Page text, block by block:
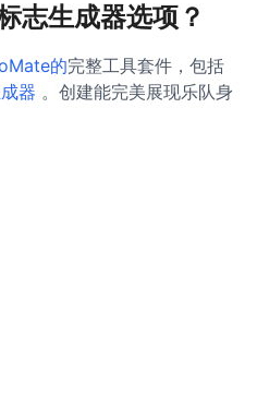
志生成器选项？
的完整工具套件，包括
器 。创建能完美展现乐队身